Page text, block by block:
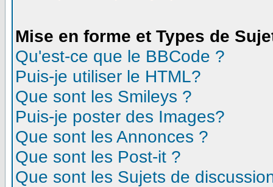
Mise en forme et Types de
Qu'est-ce que le BBCode ?
Puis-je utiliser le HTML?
Que sont les Smileys ?
Puis-je poster des Images?
Que sont les Annonces ?
Que sont les Post-it ?
Que sont les Sujets de